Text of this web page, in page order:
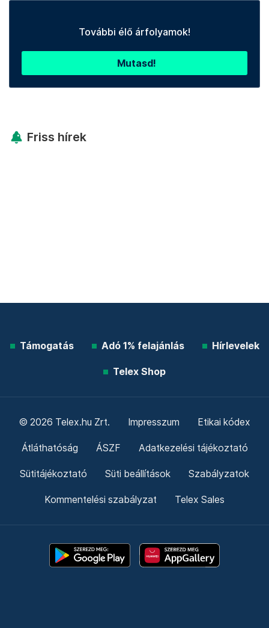
További élő árfolyamok!
Mutasd!
Friss hírek
Támogatás Adó 1% felajánlás Hírlevelek
Telex Shop
© 2026 Telex.hu Zrt. Impresszum Etikai kódex
Átláthatóság ÁSZF Adatkezelési tájékoztató
Sütitájékoztató Süti beállítások Szabályzatok
Kommentelési szabályzat Telex Sales